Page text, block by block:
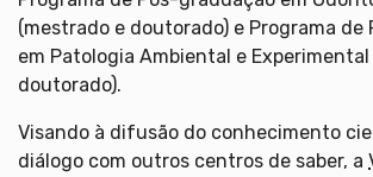
(mestrado e doutorado) e Programa de
em Patologia Ambiental e
doutorado).
Visando à difusão do conhecimento
diálogo com outros centros de saber, a